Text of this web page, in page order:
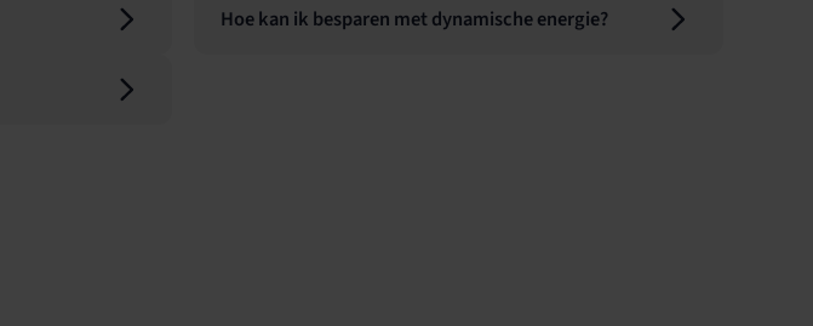
Hoe kan ik besparen met dynamische energie?